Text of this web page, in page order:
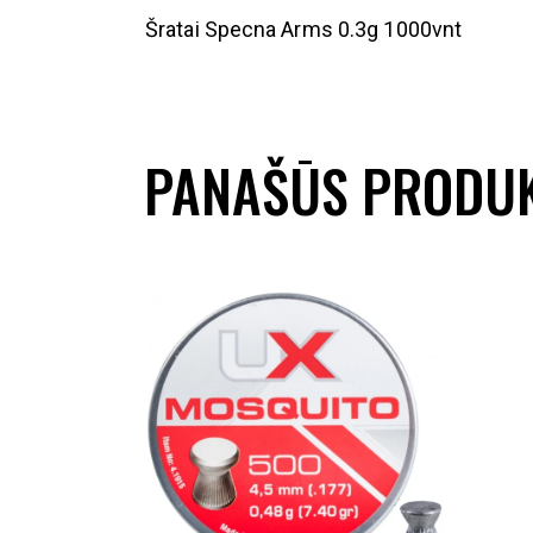
Šratai Specna Arms 0.3g 1000vnt
PANAŠŪS